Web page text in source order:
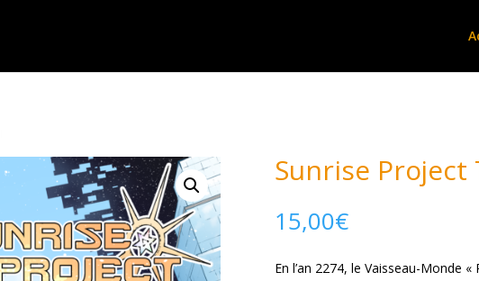
Sunrise Project
15,00€
En l’an 2274, le Vaisseau-Monde